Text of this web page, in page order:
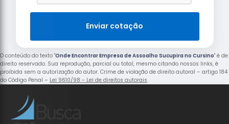
Enviar cotação
O conteúdo do texto "Onde Encontrar Empresa de Assoalho Sucupira no Cursino" é de
direito reservado. Sua reprodução, parcial ou total, mesmo citando nossos links, é
proibida sem a autorização do autor. Crime de violação de direito autoral – artigo 184
do Código Penal – Lei 9610/98 - Lei de direitos autorais.